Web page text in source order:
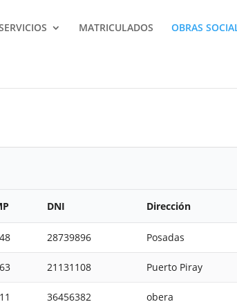
MATRICULADOS OBRAS
DNI Dirección
28739896 Posadas
21131108 Puerto Piray
36456382 obera